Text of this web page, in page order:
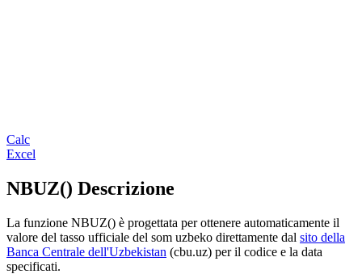
Calc
Excel
NBUZ() Descrizione
La funzione NBUZ() è progettata per ottenere automaticamente il
valore del tasso ufficiale del som uzbeko direttamente dal sito della
Banca Centrale dell'Uzbekistan (cbu.uz) per il codice e la data
specificati.